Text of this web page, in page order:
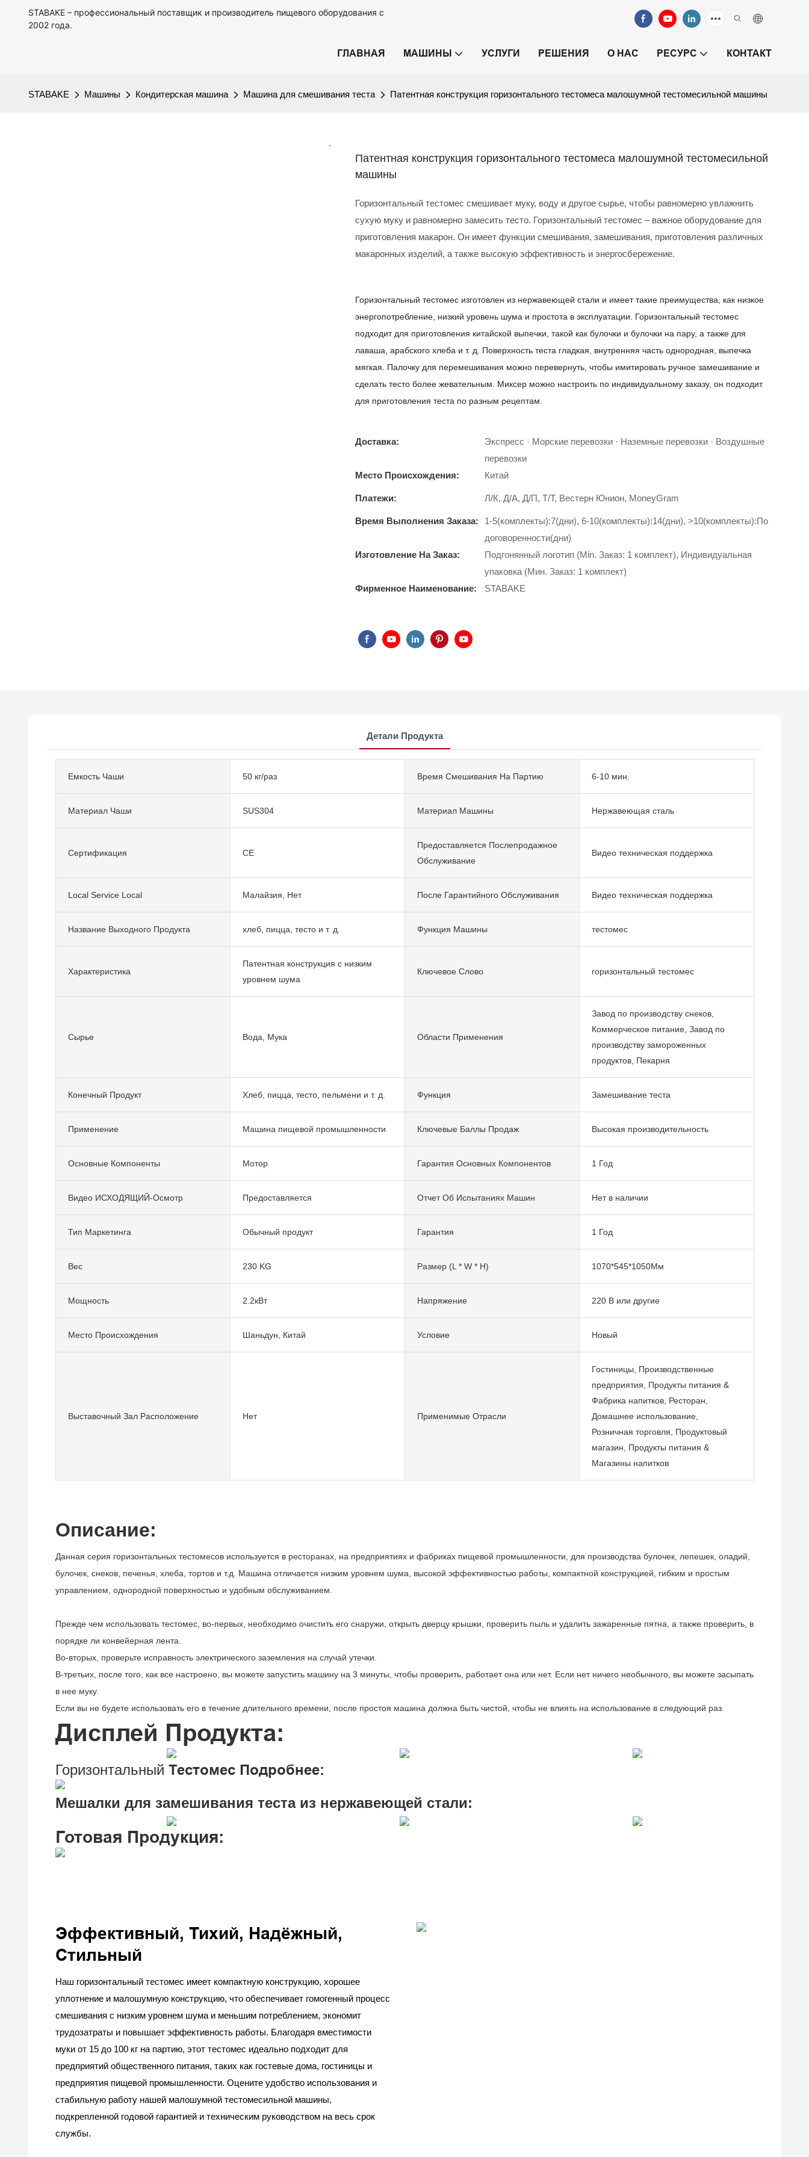
STABAKE – профессиональный поставщик и производитель пищевого оборудования с
2002 года.
ГЛАВНАЯ МАШИНЫ УСЛУГИ РЕШЕНИЯ О НАС РЕСУРС КОНТАКТ
STABAKE Машины Кондитерская машина Машина для смешивания теста Патентная конструкция горизонтального тестомеса малошумной тестомесильной машины
Патентная конструкция горизонтального тестомеса малошумной тестомесильной
машины
Горизонтальный тестомес смешивает муку, воду и другое сырье, чтобы равномерно увлажнить
сухую муку и равномерно замесить тесто. Горизонтальный тестомес – важное оборудование для
приготовления макарон. Он имеет функции смешивания, замешивания, приготовления различных
макаронных изделий, а также высокую эффективность и энергосбережение.
Горизонтальный тестомес изготовлен из нержавеющей стали и имеет такие преимущества, как низкое
энергопотребление, низкий уровень шума и простота в эксплуатации. Горизонтальный тестомес
подходит для приготовления китайской выпечки, такой как булочки и булочки на пару, а также для
лаваша, арабского хлеба и т. д. Поверхность теста гладкая, внутренняя часть однородная, выпечка
мягкая. Палочку для перемешивания можно перевернуть, чтобы имитировать ручное замешивание и
сделать тесто более жевательным. Миксер можно настроить по индивидуальному заказу, он подходит
для приготовления теста по разным рецептам.
Доставка:
Экспресс · Морские перевозки · Наземные перевозки · Воздушные
перевозки
Место Происхождения:
Китай
Платежи: Л/К, Д/А, Д/П, Т/Т, Вестерн Юнион, MoneyGram
Время Выполнения Заказа:
1-5(комплекты):7(дни), 6-10(комплекты):14(дни), >10(комплекты):По
договоренности(дни)
Изготовление На Заказ:
Подгонянный логотип (Min. Заказ: 1 комплект), Индивидуальная
упаковка (Мин. Заказ: 1 комплект)
Фирменное Наименование:
STABAKE
Детали Продукта
Емкость Чаши 50 кг/раз Время Смешивания На Партию 6-10 мин.
Материал Чаши SUS304 Материал Машины Нержавеющая сталь
Сертификация CE
Предоставляется Послепродажное
Обслуживание
Видео техническая поддержка
Local Service Local Малайзия, Нет После Гарантийного Обслуживания Видео техническая поддержка
Название Выходного Продукта хлеб, пицца, тесто и т. д. Функция Машины тестомес
Характеристика
Патентная конструкция с низким
уровнем шума
Ключевое Слово горизонтальный тестомес
Сырье Вода, Мука Области Применения
Завод по производству снеков,
Коммерческое питание, Завод по
производству замороженных
продуктов, Пекарня
Конечный Продукт Хлеб, пицца, тесто, пельмени и т. д. Функция Замешивание теста
Применение Машина пищевой промышленности Ключевые Баллы Продаж Высокая производительность
Основные Компоненты Мотор Гарантия Основных Компонентов 1 Год
Видео ИСХОДЯЩИЙ-Осмотр Предоставляется Отчет Об Испытаниях Машин Нет в наличии
Тип Маркетинга Обычный продукт Гарантия 1 Год
Вес 230 KG Размер (L * W * H) 1070*545*1050Мм
Мощность 2.2кВт Напряжение 220 В или другие
Место Происхождения Шаньдун, Китай Условие Новый
Выставочный Зал Расположение Нет Применимые Отрасли
Гостиницы, Производственные
предприятия, Продукты питания &
Фабрика напитков, Ресторан,
Домашнее использование,
Розничная торговля, Продуктовый
магазин, Продукты питания &
Магазины напитков
Описание:
Данная серия горизонтальных тестомесов используется в ресторанах, на предприятиях и фабриках пищевой промышленности, для производства булочек, лепешек, оладий,
булочек, снеков, печенья, хлеба, тортов и т.д. Машина отличается низким уровнем шума, высокой эффективностью работы, компактной конструкцией, гибким и простым
управлением, однородной поверхностью и удобным обслуживанием.
Прежде чем использовать тестомес, во-первых, необходимо очистить его снаружи, открыть дверцу крышки, проверить пыль и удалить зажаренные пятна, а также проверить, в
порядке ли конвейерная лента.
Во-вторых, проверьте исправность электрического заземления на случай утечки.
В-третьих, после того, как все настроено, вы можете запустить машину на 3 минуты, чтобы проверить, работает она или нет. Если нет ничего необычного, вы можете засыпать
в нее муку.
Если вы не будете использовать его в течение длительного времени, после простоя машина должна быть чистой, чтобы не влиять на использование в следующий раз.
Дисплей Продукта:
Горизонтальный Тестомес Подробнее:
Мешалки для замешивания теста из нержавеющей стали:
Готовая Продукция:
Эффективный, Тихий, Надёжный,
Стильный
Наш горизонтальный тестомес имеет компактную конструкцию, хорошее
уплотнение и малошумную конструкцию, что обеспечивает гомогенный процесс
смешивания с низким уровнем шума и меньшим потреблением, экономит
трудозатраты и повышает эффективность работы. Благодаря вместимости
муки от 15 до 100 кг на партию, этот тестомес идеально подходит для
предприятий общественного питания, таких как гостевые дома, гостиницы и
предприятия пищевой промышленности. Оцените удобство использования и
стабильную работу нашей малошумной тестомесильной машины,
подкрепленной годовой гарантией и техническим руководством на весь срок
службы.